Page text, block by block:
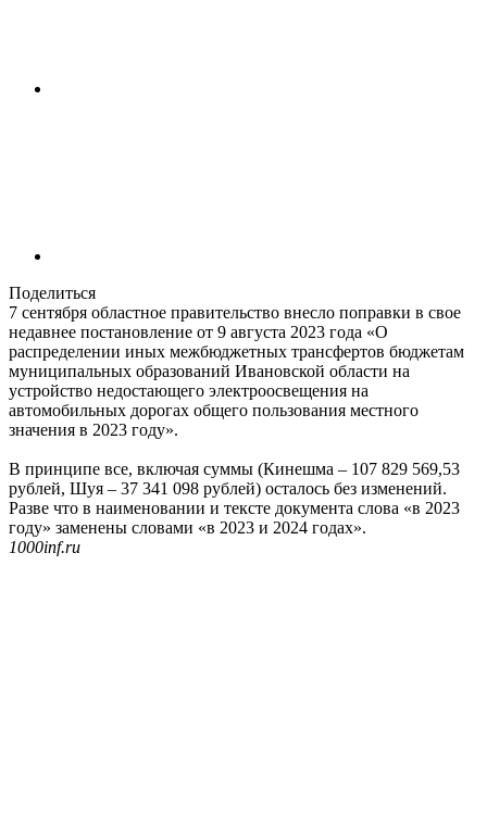
Поделиться
7 сентября областное правительство внесло поправки в свое
недавнее постановление от 9 августа 2023 года «О
распределении иных межбюджетных трансфертов бюджетам
муниципальных образований Ивановской области на
устройство недостающего электроосвещения на
автомобильных дорогах общего пользования местного
значения в 2023 году».
В принципе все, включая суммы (Кинешма – 107 829 569,53
рублей, Шуя – 37 341 098 рублей) осталось без изменений.
Разве что в наименовании и тексте документа слова «в 2023
году» заменены словами «в 2023 и 2024 годах».
1000inf.ru